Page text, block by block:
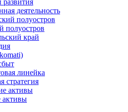
деятельность
полуостров
полуостров
край
линейка
стратегия
активы
активы